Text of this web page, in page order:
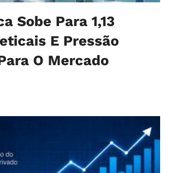
Sobe Para 1,13
E Pressão
O Mercado